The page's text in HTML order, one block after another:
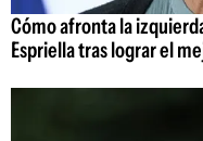
Cómo afronta la
Espriella tras lograr el